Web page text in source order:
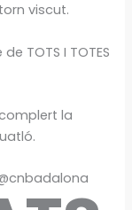
viscut.
TOTS I TOTES
la